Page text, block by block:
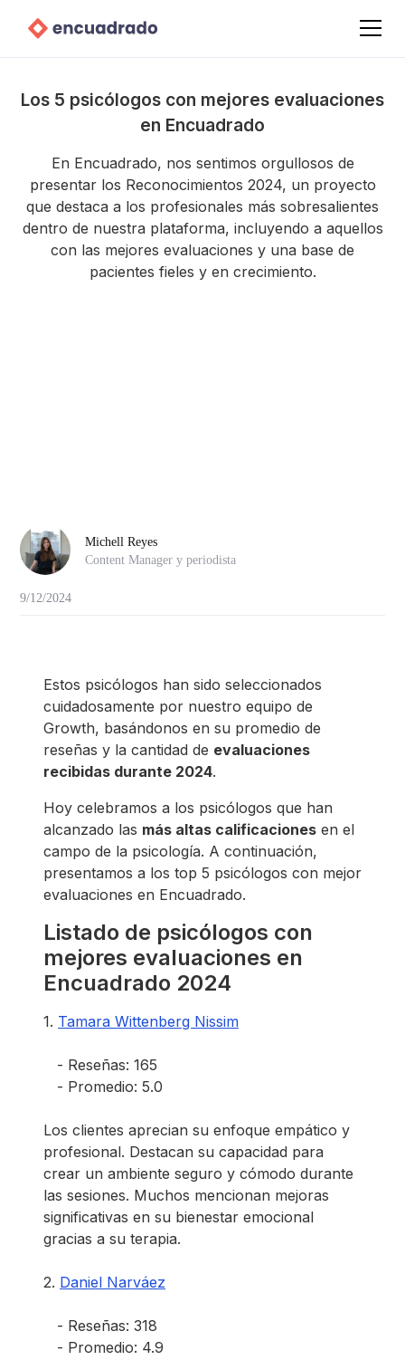
Los 5 psicólogos con mejores evaluaciones
en Encuadrado
En Encuadrado, nos sentimos orgullosos de
presentar los Reconocimientos 2024, un proyecto
que destaca a los profesionales más sobresalientes
dentro de nuestra plataforma, incluyendo a aquellos
con las mejores evaluaciones y una base de
pacientes fieles y en crecimiento.
Michell Reyes
Content Manager y periodista
9/12/2024
Estos psicólogos han sido seleccionados
cuidadosamente por nuestro equipo de
Growth, basándonos en su promedio de
reseñas y la cantidad de evaluaciones
recibidas durante 2024.
Hoy celebramos a los psicólogos que han
alcanzado las más altas calificaciones en el
campo de la psicología. A continuación,
presentamos a los top 5 psicólogos con mejor
evaluaciones en Encuadrado.
Listado de psicólogos con
mejores evaluaciones en
Encuadrado 2024
1. Tamara Wittenberg Nissim
- Reseñas: 165
- Promedio: 5.0
Los clientes aprecian su enfoque empático y
profesional. Destacan su capacidad para
crear un ambiente seguro y cómodo durante
las sesiones. Muchos mencionan mejoras
significativas en su bienestar emocional
gracias a su terapia.
2. Daniel Narváez
- Reseñas: 318
- Promedio: 4.9